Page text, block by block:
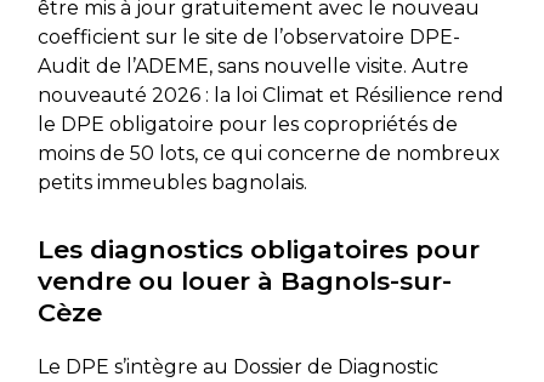
être mis à jour gratuitement avec le nouveau
coefficient sur le site de l’observatoire DPE-
Audit de l’ADEME, sans nouvelle visite. Autre
nouveauté 2026 : la loi Climat et Résilience rend
le DPE obligatoire pour les copropriétés de
moins de 50 lots, ce qui concerne de nombreux
petits immeubles bagnolais.
Les diagnostics obligatoires pour
vendre ou louer à Bagnols-sur-
Cèze
Le DPE s’intègre au Dossier de Diagnostic